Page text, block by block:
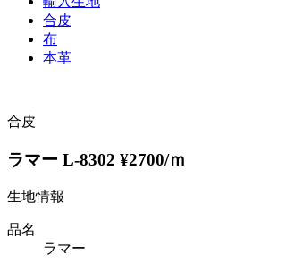
合皮
布
本革
合皮
ラマー L-8302 ¥2700/ｍ
生地情報
品名
ラマー